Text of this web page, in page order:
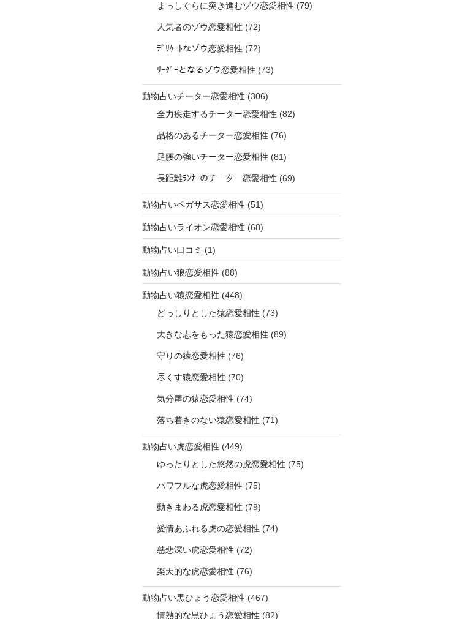
まっしぐらに突き進むゾウ恋愛相性 (79)
人気者のゾウ恋愛相性 (72)
ﾃﾞﾘｹｰﾄなゾウ恋愛相性 (72)
ﾘｰﾀﾞｰとなるゾウ恋愛相性 (73)
動物占いチーター恋愛相性 (306)
全力疾走するチーター恋愛相性 (82)
品格のあるチーター恋愛相性 (76)
足腰の強いチーター恋愛相性 (81)
長距離ﾗﾝﾅｰのチーター恋愛相性 (69)
動物占いペガサス恋愛相性 (51)
動物占いライオン恋愛相性 (68)
動物占い口コミ (1)
動物占い狼恋愛相性 (88)
動物占い猿恋愛相性 (448)
どっしりとした猿恋愛相性 (73)
大きな志をもった猿恋愛相性 (89)
守りの猿恋愛相性 (76)
尽くす猿恋愛相性 (70)
気分屋の猿恋愛相性 (74)
落ち着きのない猿恋愛相性 (71)
動物占い虎恋愛相性 (449)
ゆったりとした悠然の虎恋愛相性 (75)
パワフルな虎恋愛相性 (75)
動きまわる虎恋愛相性 (79)
愛情あふれる虎の恋愛相性 (74)
慈悲深い虎恋愛相性 (72)
楽天的な虎恋愛相性 (76)
動物占い黒ひょう恋愛相性 (467)
情熱的な黒ひょう恋愛相性 (82)